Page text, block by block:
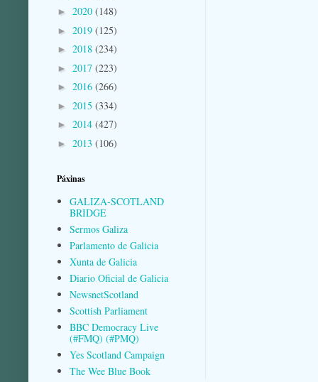
► 2020 (148)
► 2019 (125)
► 2018 (234)
► 2017 (223)
► 2016 (266)
► 2015 (334)
► 2014 (427)
► 2013 (106)
Páxinas
GALIZA-SCOTLAND
BRIDGE
Sermos Galiza
Parlamento de Galicia
Xunta de Galicia
Diario Oficial de Galicia
NewsnetScotland
Scottish Parliament
BBC Democracy Live
(#FMQ) (#PMQ)
Yes Scotland Campaign
The Wee Blue Book